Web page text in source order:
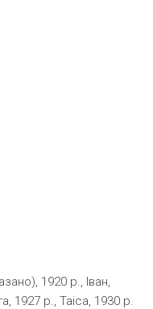
1920 р., Іван,
1927 р., Таіса, 1930 р.